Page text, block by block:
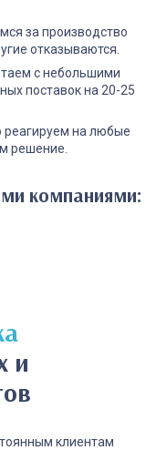
за производство
отказываются.
с небольшими
поставок на 20-25
реагируем на любые
решение.
компаниями:
и
клиентам